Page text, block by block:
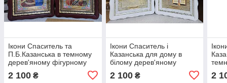
Ікони Спаситель та
П.Б.Казанська в темному
дерев'яному фігурному
39*29, лік з квітами 20×30
2 100 ₴
Ікони Спаситель і
Казанська для дому в
білому дерев'яному
фігурному кіоті під склом,
кіот 39*29, сюжет 20*30
2 100₴ 2